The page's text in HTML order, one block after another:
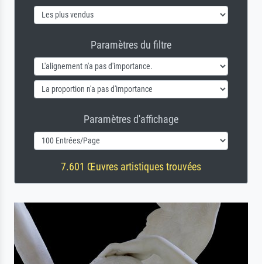
Paramètres du filtre
Paramètres d'affichage
7.601 Œuvres artistiques trouvées